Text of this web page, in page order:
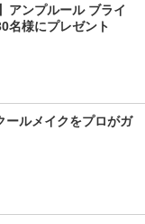
アンプルール ブライ
名様にプレゼント
ールメイクをプロがガ